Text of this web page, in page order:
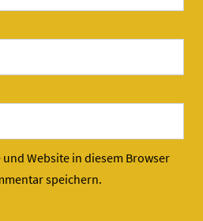
und Website in diesem Browser
speichern.